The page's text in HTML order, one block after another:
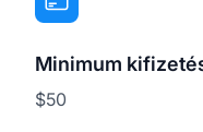
Minimum
$50